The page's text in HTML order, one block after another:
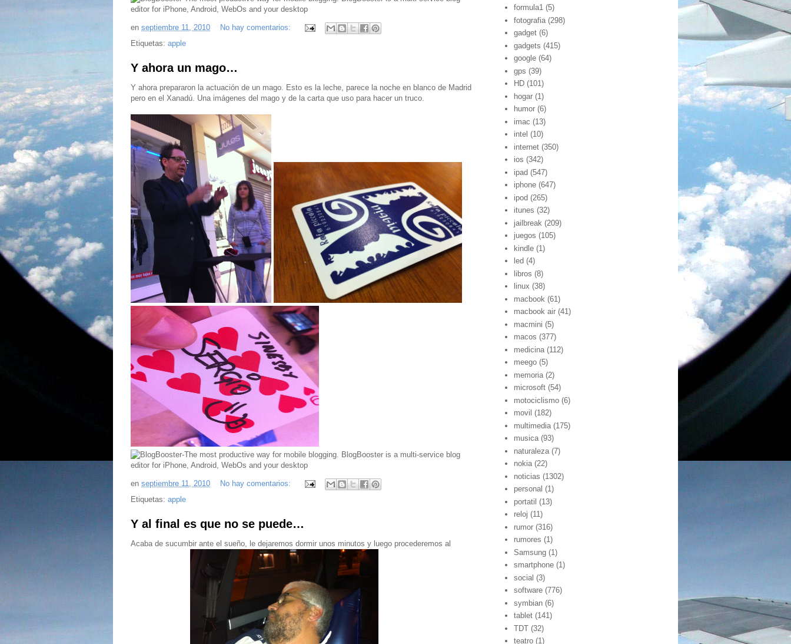
en septiembre 11, 2010
No hay comentarios:
Etiquetas: apple
Y ahora un mago…
Y ahora prepararon la actuación de un mago. Esto es la leche, parece la noche en blanco de Madrid
pero en el Xanadú. Una imágenes del mago y de la carta que uso para hacer un truco.
en septiembre 11, 2010
No hay comentarios:
Etiquetas: apple
Y al final es que no se puede…
Acaba de sucumbir ante el sueño, le dejaremos dormir unos minutos y luego procederemos al
formula1 (5)
fotografia (298)
gadget (6)
gadgets (415)
google (64)
gps (39)
HD (101)
hogar (1)
humor (6)
imac (13)
intel (10)
internet (350)
ios (342)
ipad (547)
iphone (647)
ipod (265)
itunes (32)
jailbreak (209)
juegos (105)
kindle (1)
led (4)
libros (8)
linux (38)
macbook (61)
macbook air (41)
macmini (5)
macos (377)
medicina (112)
meego (5)
memoria (2)
microsoft (54)
motociclismo (6)
movil (182)
multimedia (175)
musica (93)
naturaleza (7)
nokia (22)
noticias (1302)
personal (1)
portatil (13)
reloj (11)
rumor (316)
rumores (1)
Samsung (1)
smartphone (1)
social (3)
software (776)
symbian (6)
tablet (141)
TDT (32)
teatro (1)